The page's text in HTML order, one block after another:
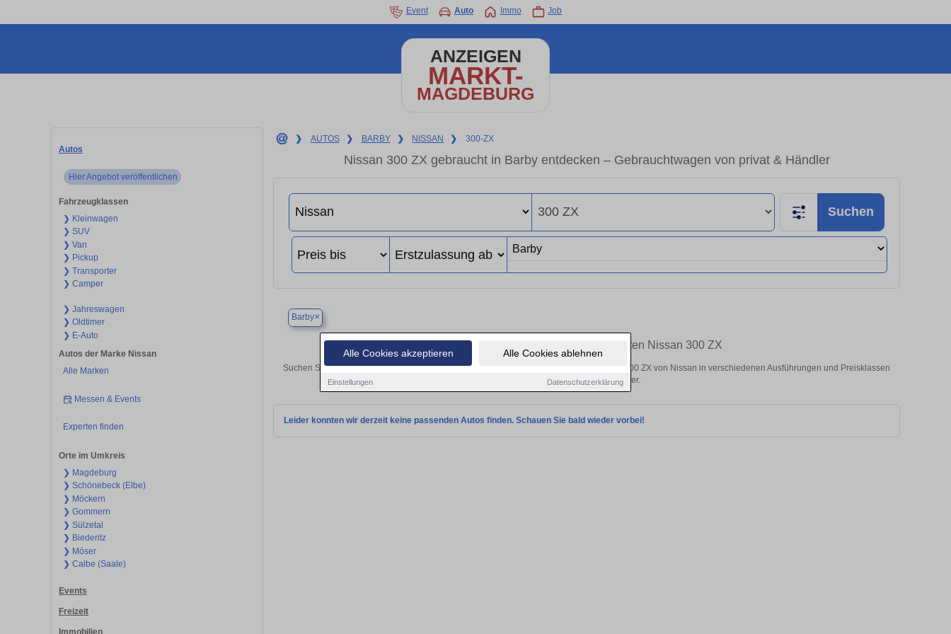
Alle Cookies akzeptieren Alle Cookies ablehnen
Einstellungen Datenschutzerklärung
Event Auto Immo Job
ANZEIGEN
MARKT-
MAGDEBURG
Autos
Hier Angebot veröffentlichen
Fahrzeugklassen
❯ Kleinwagen
❯ SUV
❯ Van
❯ Pickup
❯ Transporter
❯ Camper
❯ Jahreswagen
❯ Oldtimer
❯ E-Auto
Autos der Marke Nissan
Alle Marken
Messen & Events
Experten finden
Orte im Umkreis
❯ Magdeburg
❯ Schönebeck (Elbe)
❯ Möckern
❯ Gommern
❯ Sülzetal
❯ Biederitz
❯ Möser
❯ Calbe (Saale)
Events
Freizeit
Immobilien
❯ AUTOS ❯ BARBY ❯ NISSAN ❯ 300-ZX
Nissan 300 ZX gebraucht in Barby entdecken – Gebrauchtwagen von privat & Händler
Suchen
Barby×
Finden Sie in Barby Ihren gebrauchten Nissan 300 ZX
Suchen Sie in Barby einen Nissan 300 ZX Gebrauchtwagen? Entdecken Sie gebrauchte 300 ZX von Nissan in verschiedenen Ausführungen und Preisklassen
von privat und vom Händler.
Leider konnten wir derzeit keine passenden Autos finden. Schauen Sie bald wieder vorbei!